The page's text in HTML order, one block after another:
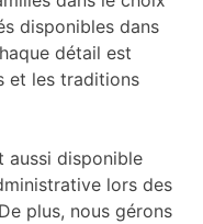
disponibles dans
détail est
et les traditions
aussi disponible
lors des
plus, nous gérons